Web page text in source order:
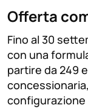
Offerta
Fino al 30
con una
partire da 249
configurazione